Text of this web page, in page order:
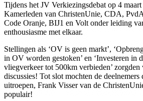
Tijdens het JV Verkiezingsdebat op 4
Kamerleden van ChristenUnie, CDA,
Code Oranje, BIJ1 en Volt onder leiding
enthousiasme met elkaar.
Stellingen als ‘OV is geen markt’,
in OV worden gestoken’ en ‘Investeren in
vliegverkeer tot 500km verbieden’
discussies! Tot slot mochten de
uitroepen, Frank Visser van de
populair!